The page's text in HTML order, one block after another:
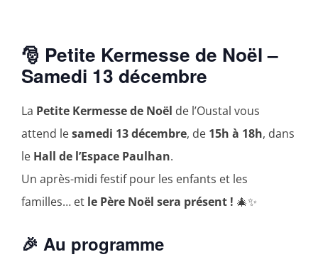
🎅 Petite Kermesse de Noël –
Samedi 13 décembre
La Petite Kermesse de Noël de l’Oustal vous
attend lesamedi 13 décembre, de 15h à 18h, dans
le Hall de l’Espace Paulhan.
Un après-midi festif pour les enfants et les
familles… et le Père Noël sera présent ! 🎄✨
🎉 Au programme